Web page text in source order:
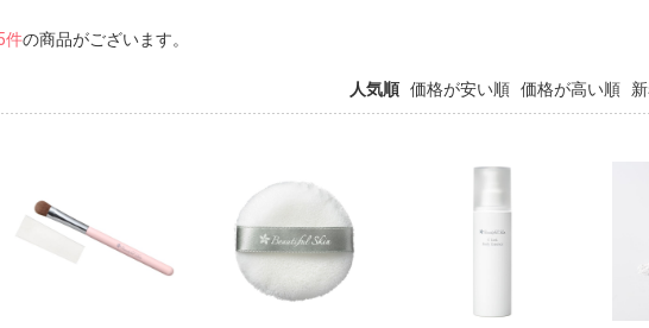
件の商品がございます。
人気順 価格が安い順 価格が高い順